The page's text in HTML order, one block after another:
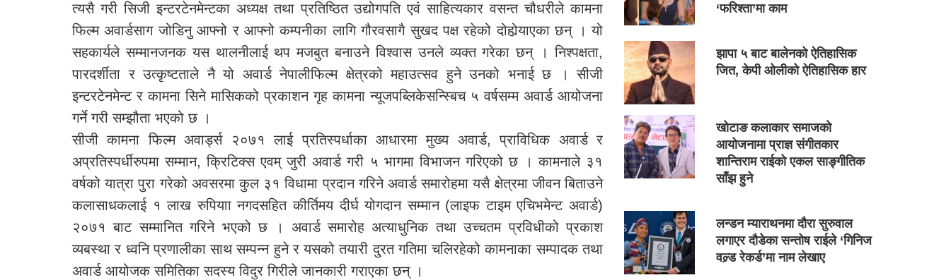
त्यसै गरी सिजी इन्टरटेनमेन्टका अध्यक्ष तथा प्रतिष्ठित उद्योगपति एवं साहित्यकार वसन्त चौधरीले कामना
फिल्म अवार्डसाग जोडिनु आफ्नो र आफ्नो कम्पनीका लागि गौरवसागै सुखद पक्ष रहेको दोहोर्‍याएका छन् । यो
सहकार्यले सम्मानजनक यस थालनीलाई थप मजबुत बनाउने विश्वास उनले व्यक्त गरेका छन् । निश्पक्षता,
पारदर्शीता र उत्कृष्टताले नै यो अवार्ड नेपालीफिल्म क्षेत्रको महाउत्सव हुने उनको भनाई छ । सीजी
इन्टरटेनमेन्ट र कामना सिने मासिकको प्रकाशन गृह कामना न्यूजपब्लिकेसन्स्बिच ५ वर्षसम्म अवार्ड आयोजना
गर्ने गरी सम्झौता भएको छ ।
सीजी कामना फिल्म अवार्ड्स २०७१ लाई प्रतिस्पर्धाका आधारमा मुख्य अवार्ड, प्राविधिक अवार्ड र
अप्रतिस्पर्धीरुपमा सम्मान, क्रिटिक्स एवम् जुरी अवार्ड गरी ५ भागमा विभाजन गरिएको छ । कामनाले ३१
वर्षको यात्रा पुरा गरेको अवसरमा कुल ३१ विधामा प्रदान गरिने अवार्ड समारोहमा यसै क्षेत्रमा जीवन बिताउने
कलासाधकलाई १ लाख रुपियाा नगदसहित कीर्तिमय दीर्घ योगदान सम्मान (लाइफ टाइम एचिभमेन्ट अवार्ड)
२०७१ बाट सम्मानित गरिने भएको छ । अवार्ड समारोह अत्याधुनिक तथा उच्चतम प्रविधीको प्रकाश
व्यबस्था र ध्वनि प्रणालीका साथ सम्पन्न हुने र यसको तयारी दु्रत गतिमा चलिरहेको कामनाका सम्पादक तथा
अवार्ड आयोजक समितिका सदस्य विदुर गिरीले जानकारी गराएका छन् ।
‘फरिश्ता’मा काम
झापा ५ बाट बालेनको ऐतिहासिक
जित, केपी ओलीको ऐतिहासिक हार
खोटाङ कलाकार समाजको
आयोजनामा प्राज्ञ संगीतकार
शान्तिराम राईको एकल साङ्गीतिक
साँझ हुने
लन्डन म्याराथनमा दौरा सुरुवाल
लगाएर दौडेका सन्तोष राईले ‘गिनिज
वल्र्ड रेकर्ड’मा नाम लेखाए